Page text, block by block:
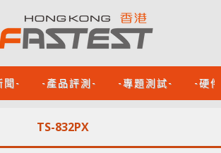
聞- -產品評測- -專題測試- -硬
TS-832PX